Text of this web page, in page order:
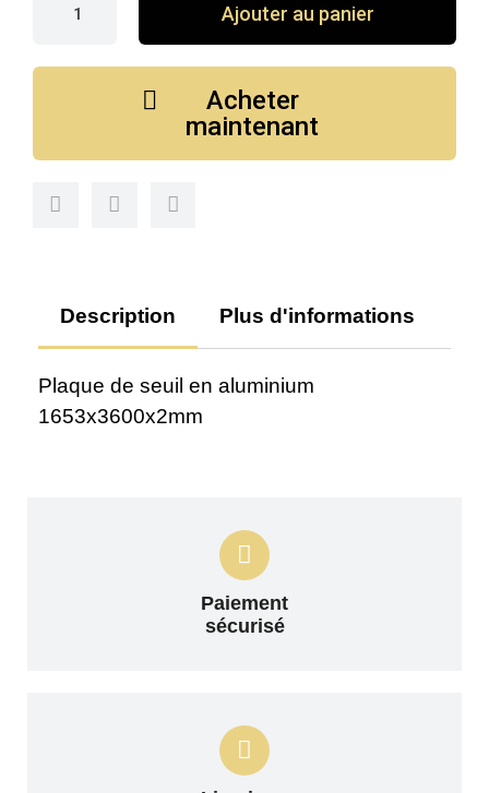
Ajouter au panier
Acheter
maintenant
Description Plus d'informations
Plaque de seuil en aluminium
1653x3600x2mm
Paiement
sécurisé